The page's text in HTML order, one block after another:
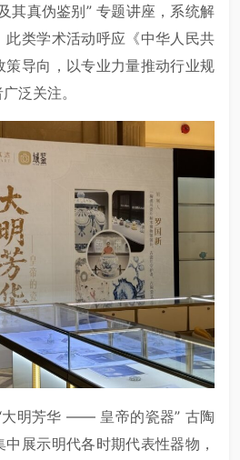
其真伪鉴别” 专题讲座，系统解
此类学术活动呼应《中华人民共
策导向，以专业力量推动行业规
泛关注。
大明芳华 —— 皇帝的瓷器” 古陶
展示明代各时期代表性器物，